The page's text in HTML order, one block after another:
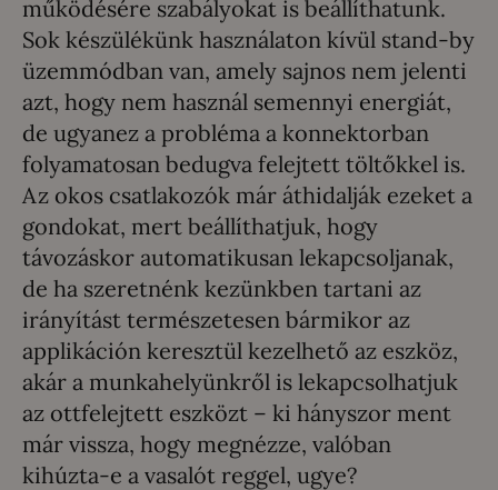
működésére szabályokat is beállíthatunk.
Sok készülékünk használaton kívül stand-by
üzemmódban van, amely sajnos nem jelenti
azt, hogy nem használ semennyi energiát,
de ugyanez a probléma a konnektorban
folyamatosan bedugva felejtett töltőkkel is.
Az okos csatlakozók már áthidalják ezeket a
gondokat, mert beállíthatjuk, hogy
távozáskor automatikusan lekapcsoljanak,
de ha szeretnénk kezünkben tartani az
irányítást természetesen bármikor az
applikáción keresztül kezelhető az eszköz,
akár a munkahelyünkről is lekapcsolhatjuk
az ottfelejtett eszközt – ki hányszor ment
már vissza, hogy megnézze, valóban
kihúzta-e a vasalót reggel, ugye?